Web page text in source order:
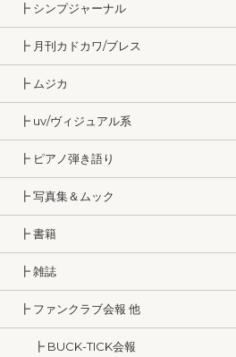
┣ シンプジャーナル
┣ 月刊カドカワ/ブレス
┣ ムジカ
┣ uv/ヴィジュアル系
┣ ピアノ弾き語り
┣ 写真集＆ムック
┣ 書籍
┣ 雑誌
┣ ファンクラブ会報 他
┣ BUCK-TICK会報